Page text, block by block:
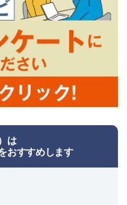
は
おすすめします